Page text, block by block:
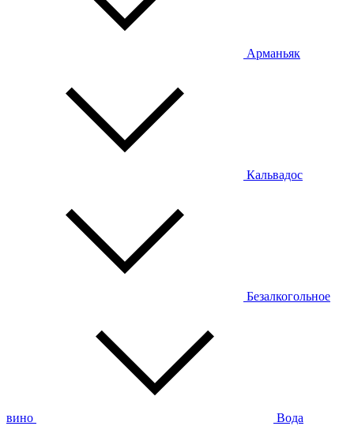
Арманьяк
Кальвадос
Безалкогольное
вино Вода